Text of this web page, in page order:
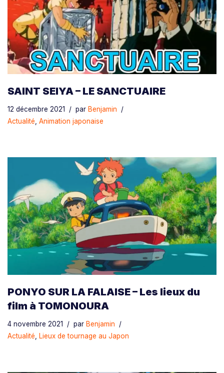
SAINT SEIYA – LE SANCTUAIRE
12 décembre 2021 par Benjamin
Actualité, Animation japonaise
PONYO SUR LA FALAISE – Les lieux du
film à TOMONOURA
4 novembre 2021 par Benjamin
Actualité, Lieux de tournage au Japon